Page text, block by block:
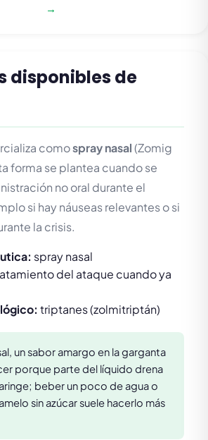
→
disponibles de
comospray nasal(Zomig
forma se plantea cuando se
no oral durante el
si hay náuseas relevantes o si
la crisis.
spray nasal
del ataque cuando ya
triptanes (zolmitriptán)
un sabor amargo en la garganta
porque parte del líquido drena
beber un poco de agua o
sin azúcar suele hacerlo más